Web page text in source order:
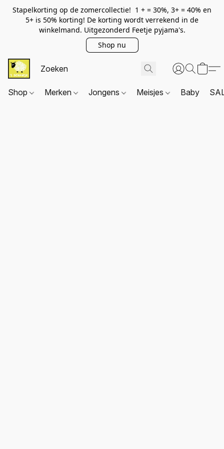
Stapelkorting op de zomercollectie! 1 + = 30%, 3+ = 40% en
5+ is 50% korting! De korting wordt verrekend in de
winkelmand. Uitgezonderd Feetje pyjama's.
Shop nu
Shop Merken Jongens Meisjes Baby